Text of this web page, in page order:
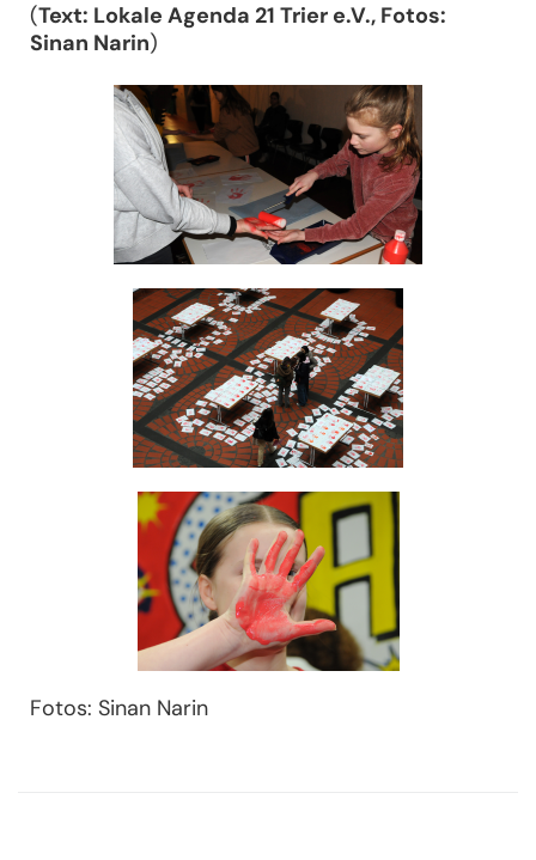
(Text: Lokale Agenda 21 Trier e.V., Fotos:
Sinan Narin)
Fotos: Sinan Narin